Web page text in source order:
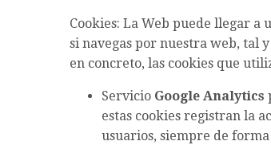
Cookies: La Web puede llegar a
si navegas por nuestra web, tal
en concreto, las cookies que
Servicio Google Analytics
estas cookies registran la
usuarios, siempre de